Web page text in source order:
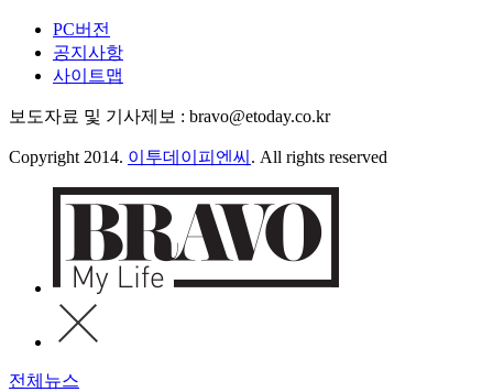
PC버전
공지사항
사이트맵
보도자료 및 기사제보 : bravo@etoday.co.kr
Copyright 2014. 이투데이피엔씨 . All rights reserved
전체뉴스